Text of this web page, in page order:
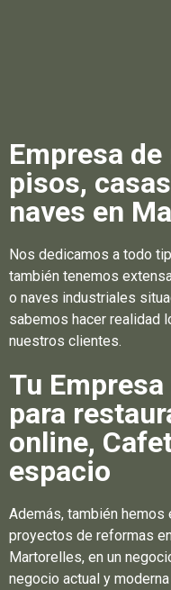
Empresa
pisos,
naves en
Nos dedicamos a todo
también tenemos
o naves industriales
sabemos hacer realidad
nuestros clientes.
Tu
para
online,
espacio
Además, también hemos
proyectos de reformas
Martorelles, en un
negocio actual y